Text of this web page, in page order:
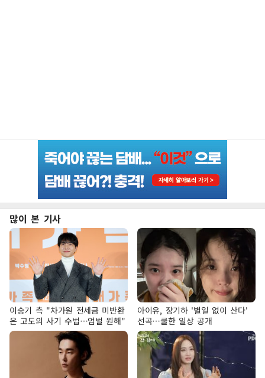
많이 본 기사
이승기 측 "차가원 전세금 미반환
은 고도의 사기 수법…엄벌 원해"
아이유, 장기하 '별일 없이 산다'
선곡…쿨한 일상 공개